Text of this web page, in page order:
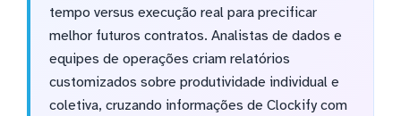
tempo versus execução real para precificar
melhor futuros contratos. Analistas de dados e
equipes de operações criam relatórios
customizados sobre produtividade individual e
coletiva, cruzando informações de Clockify com